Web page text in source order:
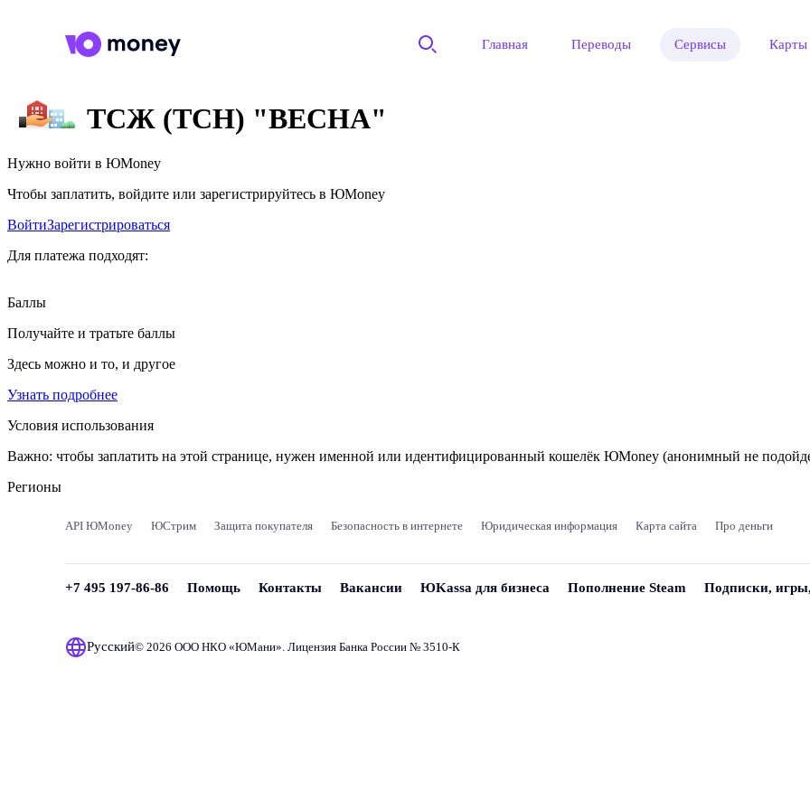
Главная Переводы Сервисы Карты
ТСЖ (ТСН) "ВЕСНА"
Нужно войти в ЮMoney
Чтобы заплатить, войдите или зарегистрируйтесь в ЮMoney
ВойтиЗарегистрироваться
Для платежа подходят:
Баллы
Получайте и тратьте баллы
Здесь можно и то, и другое
Узнать подробнее
Условия использования
Важно: чтобы заплатить на этой странице, нужен именной или идентифицированный кошелёк ЮMoney (анонимный не
Регионы
API ЮMoney ЮСтрим Защита покупателя Безопасность в интернете Юридическая информация Карта сайта Про деньги
+7 495 197-86-86 Помощь Контакты Вакансии ЮKassa для бизнеса Пополнение Steam Подписки,
Русский© 2026 ООО НКО «ЮМани». Лицензия Банка России № 3510‑К